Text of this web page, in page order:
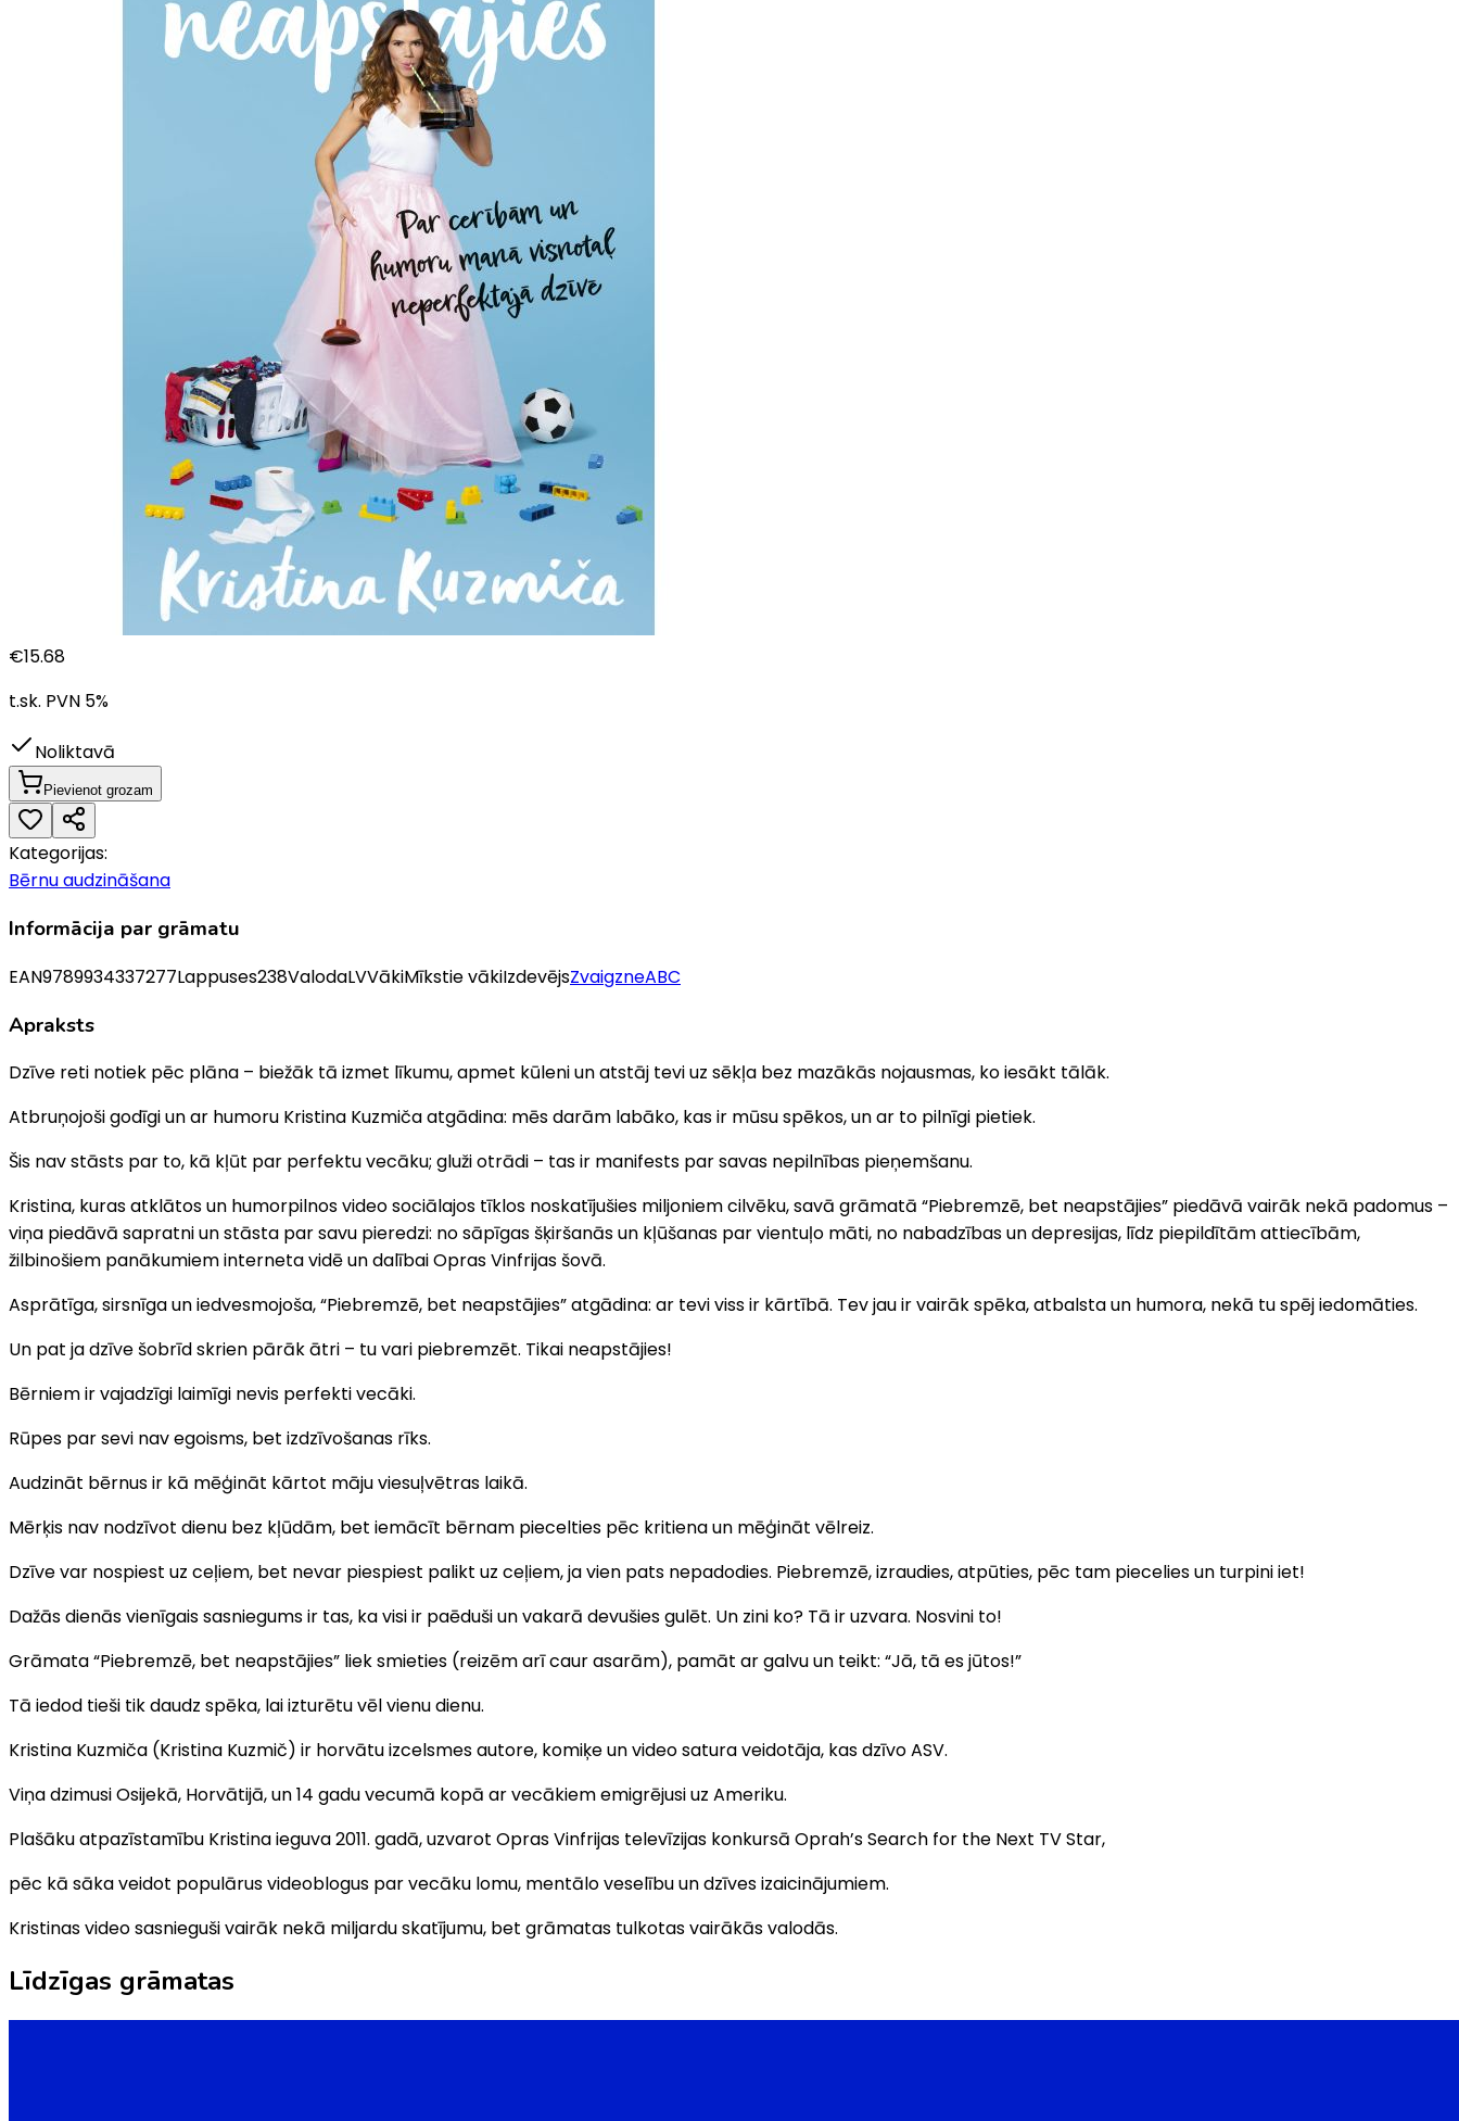
€15.68
t.sk. PVN 5%
Noliktavā
Pievienot grozam
Kategorijas:
Bērnu audzināšana
Informācija par grāmatu
EAN9789934337277Lappuses238ValodaLVVākiMīkstie vākiIzdevējsZvaigzneABC
Apraksts
Dzīve reti notiek pēc plāna – biežāk tā izmet līkumu, apmet kūleni un atstāj tevi uz sēkļa bez mazākās nojausmas, ko iesākt tālāk.
Atbruņojoši godīgi un ar humoru Kristina Kuzmiča atgādina: mēs darām labāko, kas ir mūsu spēkos, un ar to pilnīgi pietiek.
Šis nav stāsts par to, kā kļūt par perfektu vecāku; gluži otrādi – tas ir manifests par savas nepilnības pieņemšanu.
Kristina, kuras atklātos un humorpilnos video sociālajos tīklos noskatījušies miljoniem cilvēku, savā grāmatā “Piebremzē, bet neapstājies” piedāvā vairāk nekā padomus –
viņa piedāvā sapratni un stāsta par savu pieredzi: no sāpīgas šķiršanās un kļūšanas par vientuļo māti, no nabadzības un depresijas, līdz piepildītām attiecībām,
žilbinošiem panākumiem interneta vidē un dalībai Opras Vinfrijas šovā.
Asprātīga, sirsnīga un iedvesmojoša, “Piebremzē, bet neapstājies” atgādina: ar tevi viss ir kārtībā. Tev jau ir vairāk spēka, atbalsta un humora, nekā tu spēj iedomāties.
Un pat ja dzīve šobrīd skrien pārāk ātri – tu vari piebremzēt. Tikai neapstājies!
Bērniem ir vajadzīgi laimīgi nevis perfekti vecāki.
Rūpes par sevi nav egoisms, bet izdzīvošanas rīks.
Audzināt bērnus ir kā mēģināt kārtot māju viesuļvētras laikā.
Mērķis nav nodzīvot dienu bez kļūdām, bet iemācīt bērnam piecelties pēc kritiena un mēģināt vēlreiz.
Dzīve var nospiest uz ceļiem, bet nevar piespiest palikt uz ceļiem, ja vien pats nepadodies. Piebremzē, izraudies, atpūties, pēc tam piecelies un turpini iet!
Dažās dienās vienīgais sasniegums ir tas, ka visi ir paēduši un vakarā devušies gulēt. Un zini ko? Tā ir uzvara. Nosvini to!
Grāmata “Piebremzē, bet neapstājies” liek smieties (reizēm arī caur asarām), pamāt ar galvu un teikt: “Jā, tā es jūtos!”
Tā iedod tieši tik daudz spēka, lai izturētu vēl vienu dienu.
Kristina Kuzmiča (Kristina Kuzmič) ir horvātu izcelsmes autore, komiķe un video satura veidotāja, kas dzīvo ASV.
Viņa dzimusi Osijekā, Horvātijā, un 14 gadu vecumā kopā ar vecākiem emigrējusi uz Ameriku.
Plašāku atpazīstamību Kristina ieguva 2011. gadā, uzvarot Opras Vinfrijas televīzijas konkursā Oprah’s Search for the Next TV Star,
pēc kā sāka veidot populārus videoblogus par vecāku lomu, mentālo veselību un dzīves izaicinājumiem.
Kristinas video sasnieguši vairāk nekā miljardu skatījumu, bet grāmatas tulkotas vairākās valodās.
Līdzīgas grāmatas